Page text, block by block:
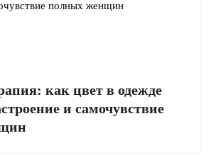
как цвет в одежде
и самочувствие